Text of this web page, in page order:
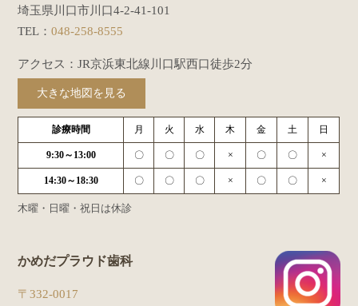
埼玉県川口市川口4-2-41-101
TEL：048-258-8555
アクセス：JR京浜東北線川口駅西口徒歩2分
大きな地図を見る
診療時間 月 火 水 木 金 土 日
9:30～13:00 〇 〇 〇 × 〇 〇 ×
14:30～18:30 〇 〇 〇 × 〇 〇 ×
木曜・日曜・祝日は休診
かめだプラウド歯科
〒332-0017